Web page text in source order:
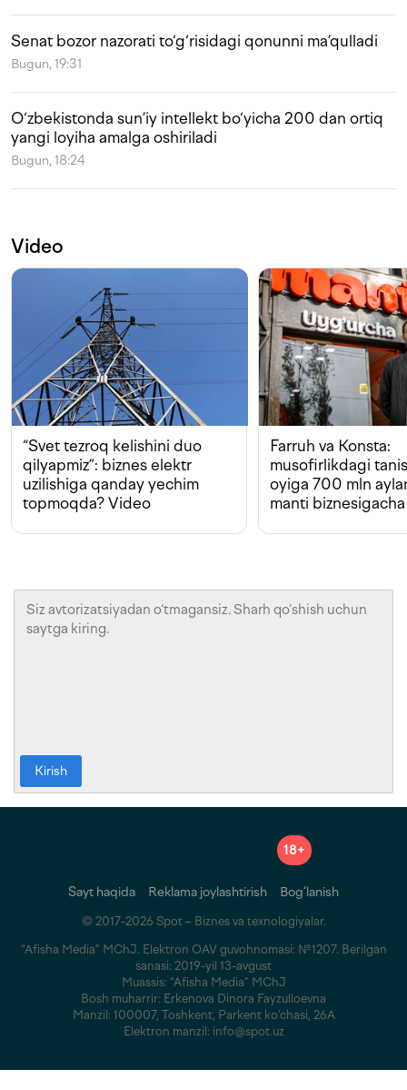
Senat bozor nazorati to‘g‘risidagi qonunni ma’qulladi
Bugun, 19:31
O‘zbekistonda sun’iy intellekt bo‘yicha 200 dan ortiq
yangi loyiha amalga oshiriladi
Bugun, 18:24
Video
“Svet tezroq kelishini duo
qilyapmiz”: biznes elektr
uzilishiga qanday yechim
topmoqda? Video
Farruh va Konsta:
musofirlikdagi
oyiga 700 mln
manti biznesigacha
Kirish
18+
Sayt haqida Reklama joylashtirish Bog‘lanish
© 2017-2026 Spot – Biznes va texnologiyalar.
“Afisha Media” MChJ. Elektron OAV guvohnomasi: №1207. Berilgan
sanasi: 2019-yil 13-avgust
Muassis: “Afisha Media” MChJ
Bosh muharrir: Erkenova Dinora Fayzulloevna
Manzil: 100007, Toshkent, Parkent ko‘chasi, 26A
Elektron manzil: info@spot.uz